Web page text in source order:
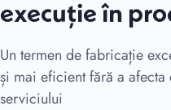
execuție în
Un termen de fabricație
și mai eficient fără a afecta
serviciului